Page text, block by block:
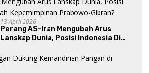
13 April 2026
Perang AS-Iran Mengubah Arus
Lanskap Dunia, Posisi Indonesia Di
Gibran?